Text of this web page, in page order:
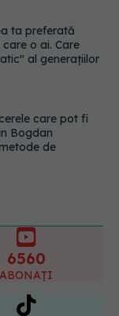
care pot fi
Bogdan
de
care te
De ce este bine
6560
ABONAȚI